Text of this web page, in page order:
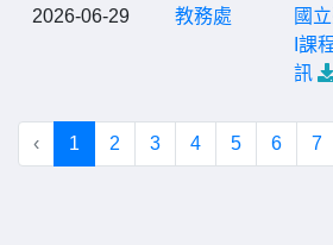
2026-06-29 教務處
國
I課
訊
‹ 1 2 3 4 5 6 7